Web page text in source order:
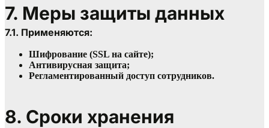
7. Меры защиты данных
7.1. Применяются:
Шифрование (SSL на сайте);
Антивирусная защита;
Регламентированный доступ сотрудников.
8. Сроки хранения